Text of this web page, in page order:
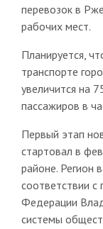
перевозок в
рабочих мест.
Планируется,
транспорте
увеличится на
пассажиров в
Первый этап
стартовал в
районе. Регион
соответствии с
Федерации
системы